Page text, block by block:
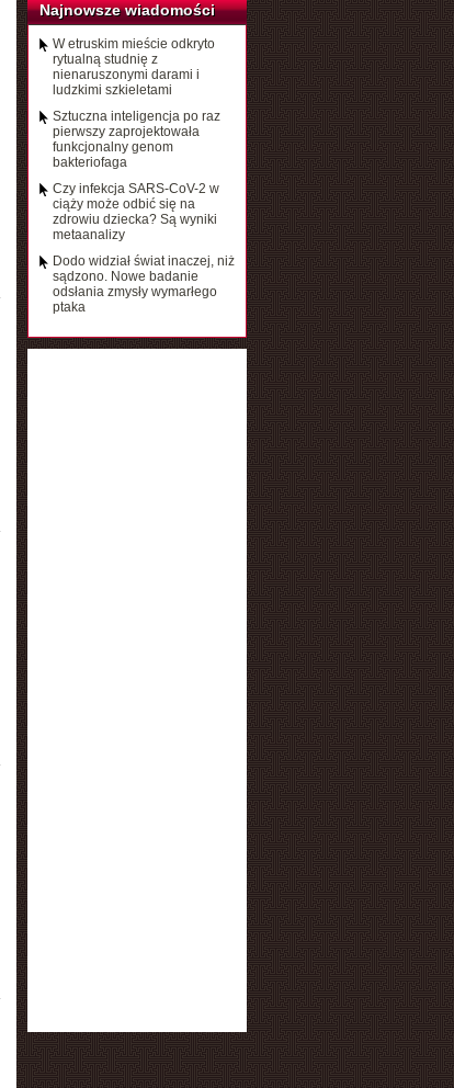
Najnowsze wiadomości
W etruskim mieście odkryto
rytualną studnię z
nienaruszonymi darami i
ludzkimi szkieletami
Sztuczna inteligencja po raz
pierwszy zaprojektowała
funkcjonalny genom
bakteriofaga
Czy infekcja SARS-CoV-2 w
ciąży może odbić się na
zdrowiu dziecka? Są wyniki
metaanalizy
Dodo widział świat inaczej, niż
sądzono. Nowe badanie
odsłania zmysły wymarłego
ptaka